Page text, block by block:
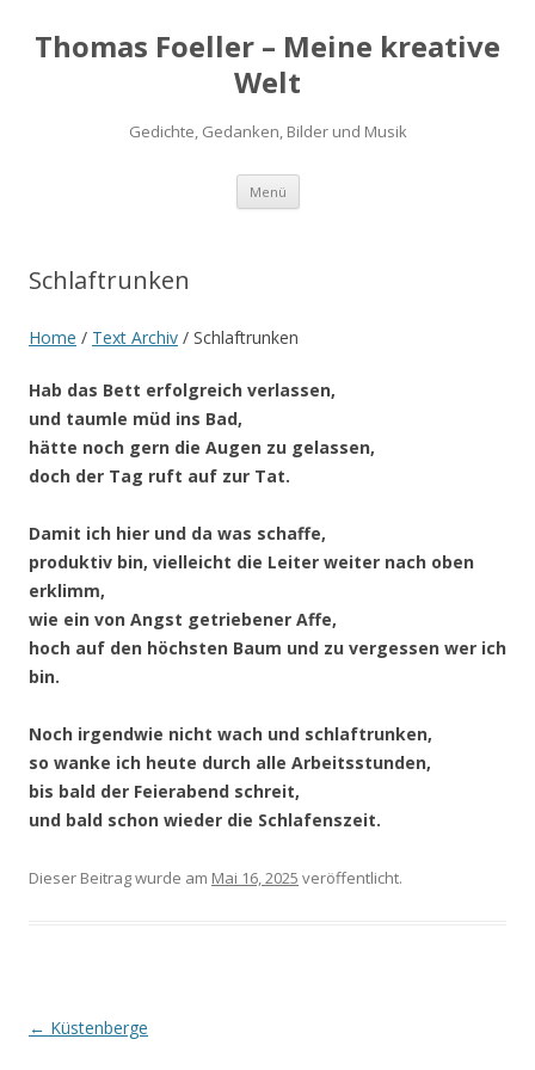
Thomas Foeller – Meine kreative
Welt
Gedichte, Gedanken, Bilder und Musik
Menü Zum
springen
Schlaftrunken
Home / Text Archiv / Schlaftrunken
Hab das Bett erfolgreich verlassen,
und taumle müd ins Bad,
hätte noch gern die Augen zu gelassen,
doch der Tag ruft auf zur Tat.
Damit ich hier und da was schaffe,
produktiv bin, vielleicht die Leiter weiter nach oben
erklimm,
wie ein von Angst getriebener Affe,
hoch auf den höchsten Baum und zu vergessen wer ich
bin.
Noch irgendwie nicht wach und schlaftrunken,
so wanke ich heute durch alle Arbeitsstunden,
bis bald der Feierabend schreit,
und bald schon wieder die Schlafenszeit.
Dieser Beitrag wurde am Mai 16, 2025 veröffentlicht.
Beitragsnavigation
← Küstenberge